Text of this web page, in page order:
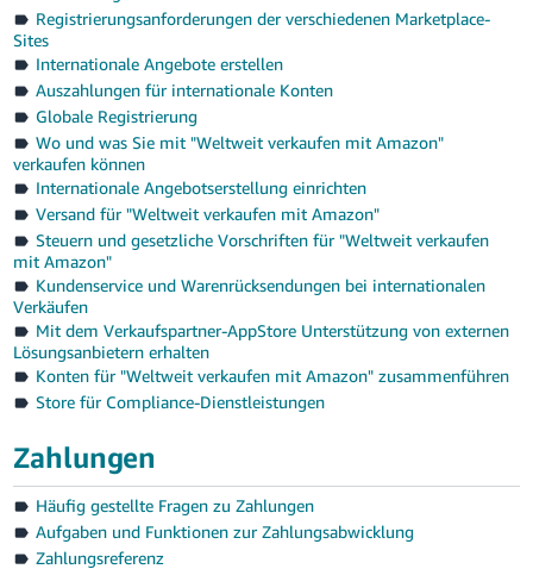
Registrierungsanforderungen der verschiedenen Marketplace-
Sites
Internationale Angebote erstellen
Auszahlungen für internationale Konten
Globale Registrierung
Wo und was Sie mit "Weltweit verkaufen mit Amazon"
verkaufen können
Internationale Angebotserstellung einrichten
Versand für "Weltweit verkaufen mit Amazon"
Steuern und gesetzliche Vorschriften für "Weltweit verkaufen
mit Amazon"
Kundenservice und Warenrücksendungen bei internationalen
Verkäufen
Mit dem Verkaufspartner-AppStore Unterstützung von externen
Lösungsanbietern erhalten
Konten für "Weltweit verkaufen mit Amazon" zusammenführen
Store für Compliance-Dienstleistungen
Zahlungen
Häufig gestellte Fragen zu Zahlungen
Aufgaben und Funktionen zur Zahlungsabwicklung
Zahlungsreferenz